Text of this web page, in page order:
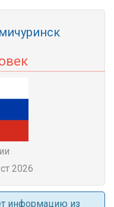
2026
информацию из